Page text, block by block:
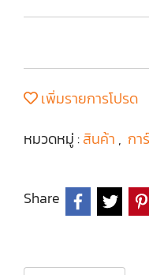
เพิ่มรายการโปรด
หมวดหมู่ :สินค้า , กา
Share